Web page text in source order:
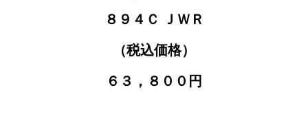
８９４Ｃ ＪＷＲ
（税込価格）
６３，８００円